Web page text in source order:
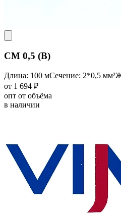
CM 0,5 (B)
Длина: 100 мСечение: 2*0,5 мм²
от 1 694 ₽
опт от объёма
в наличии